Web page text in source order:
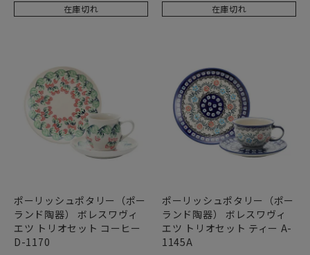
在庫切れ
在庫切れ
ポーリッシュポタリー（ポー
ランド陶器） ボレスワヴィ
エツ トリオセット コーヒー
D-1170
ポーリッシュポタリー（ポー
ランド陶器） ボレスワヴィ
エツ トリオセット ティー A-
1145A